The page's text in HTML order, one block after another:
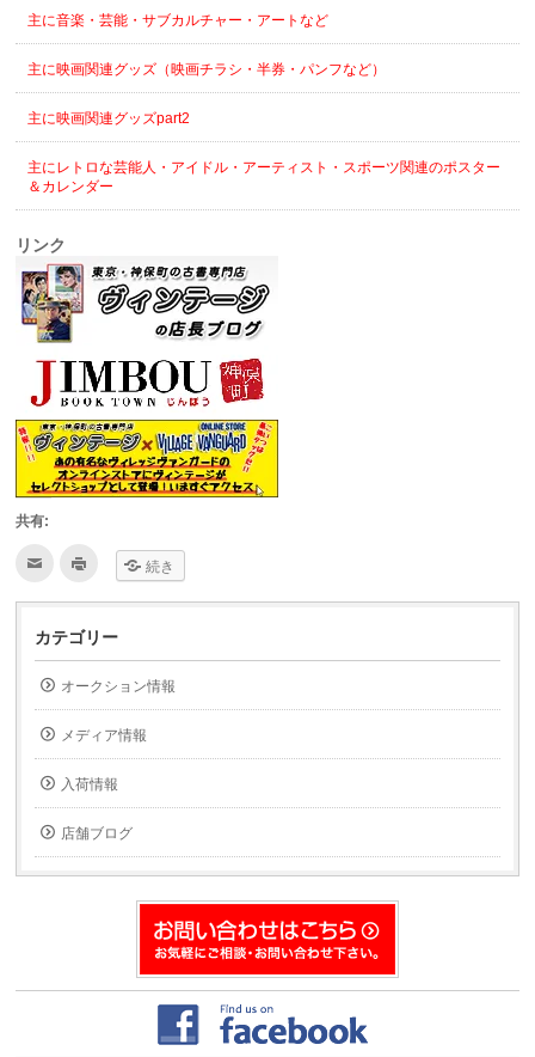
主に音楽・芸能・サブカルチャー・アートなど
主に映画関連グッズ（映画チラシ・半券・パンフなど）
主に映画関連グッズpart2
主にレトロな芸能人・アイドル・アーティスト・スポーツ関連のポスター
＆カレンダー
リンク
共有:
ク
て
友
達
へ
メ
で
送
信
(新
し
い
ィ
ド
ウ
ク
て
印
刷
し
ィ
ン
ド
ウ
で
開
ま
す)
続き
カテゴリー
オークション情報
メディア情報
入荷情報
店舗ブログ